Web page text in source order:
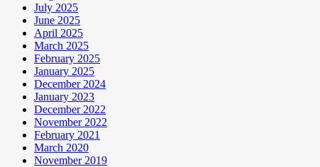
July 2025
June 2025
April 2025
March 2025
February 2025
January 2025
December 2024
January 2023
December 2022
November 2022
February 2021
March 2020
November 2019